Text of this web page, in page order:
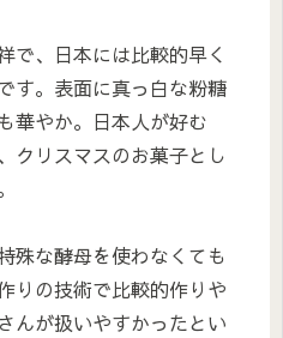
で、日本には比較的早く
す。表面に真っ白な粉糖
華やか。日本人が好む
クリスマスのお菓子とし
殊な酵母を使わなくても
りの技術で比較的作りや
んが扱いやすかったとい